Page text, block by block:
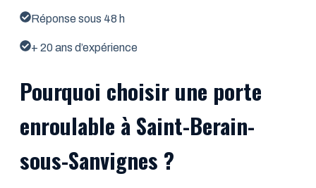
Réponse sous 48 h
+ 20 ans d’expérience
Pourquoi choisir une porte
enroulable à Saint-Berain-
sous-Sanvignes ?